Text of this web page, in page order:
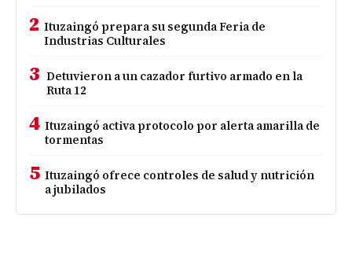
2 Ituzaingó prepara su segunda Feria de
Industrias Culturales
3 Detuvieron a un cazador furtivo armado en la
Ruta 12
4 Ituzaingó activa protocolo por alerta amarilla de
tormentas
5 Ituzaingó ofrece controles de salud y nutrición
a jubilados